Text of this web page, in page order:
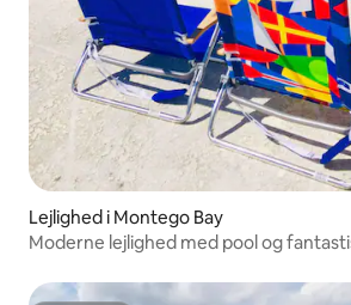
Lejlighed i Montego Bay
Moderne lejlighed med pool og